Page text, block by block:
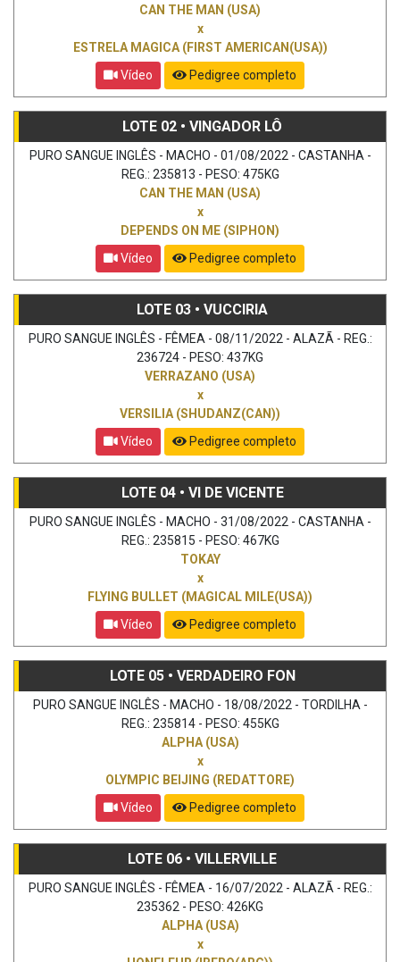
CAN THE MAN (USA)
x
ESTRELA MAGICA (FIRST AMERICAN(USA))
Vídeo
Pedigree completo
LOTE 02 • VINGADOR LÔ
PURO SANGUE INGLÊS - MACHO - 01/08/2022 - CASTANHA -
REG.: 235813 - PESO: 475KG
CAN THE MAN (USA)
x
DEPENDS ON ME (SIPHON)
Vídeo
Pedigree completo
LOTE 03 • VUCCIRIA
PURO SANGUE INGLÊS - FÊMEA - 08/11/2022 - ALAZÃ - REG.:
236724 - PESO: 437KG
VERRAZANO (USA)
x
VERSILIA (SHUDANZ(CAN))
Vídeo
Pedigree completo
LOTE 04 • VI DE VICENTE
PURO SANGUE INGLÊS - MACHO - 31/08/2022 - CASTANHA -
REG.: 235815 - PESO: 467KG
TOKAY
x
FLYING BULLET (MAGICAL MILE(USA))
Vídeo
Pedigree completo
LOTE 05 • VERDADEIRO FON
PURO SANGUE INGLÊS - MACHO - 18/08/2022 - TORDILHA -
REG.: 235814 - PESO: 455KG
ALPHA (USA)
x
OLYMPIC BEIJING (REDATTORE)
Vídeo
Pedigree completo
LOTE 06 • VILLERVILLE
PURO SANGUE INGLÊS - FÊMEA - 16/07/2022 - ALAZÃ - REG.:
235362 - PESO: 426KG
ALPHA (USA)
x